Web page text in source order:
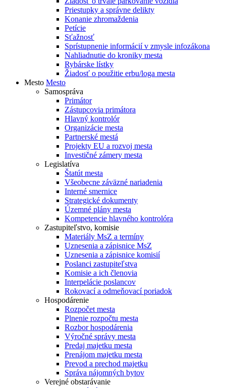
Priestupky a správne delikty
Konanie zhromaždenia
Petície
Sťažnosť
Sprístupnenie informácií v zmysle infozákona
Nahliadnutie do kroniky mesta
Rybárske lístky
Žiadosť o použitie erbu/loga mesta
Mesto Mesto
Samospráva
Primátor
Zástupcovia primátora
Hlavný kontrolór
Organizácie mesta
Partnerské mestá
Projekty EU a rozvoj mesta
Investičné zámery mesta
Legislatíva
Štatút mesta
Všeobecne záväzné nariadenia
Interné smernice
Strategické dokumenty
Územné plány mesta
Kompetencie hlavného kontrolóra
Zastupiteľstvo, komisie
Materiály MsZ a termíny
Uznesenia a zápisnice MsZ
Uznesenia a zápisnice komisií
Poslanci zastupiteľstva
Komisie a ich členovia
Interpelácie poslancov
Rokovací a odmeňovací poriadok
Hospodárenie
Rozpočet mesta
Plnenie rozpočtu mesta
Rozbor hospodárenia
Výročné správy mesta
Predaj majetku mesta
Prenájom majetku mesta
Prevod a prechod majetku
Správa nájomných bytov
Verejné obstarávanie